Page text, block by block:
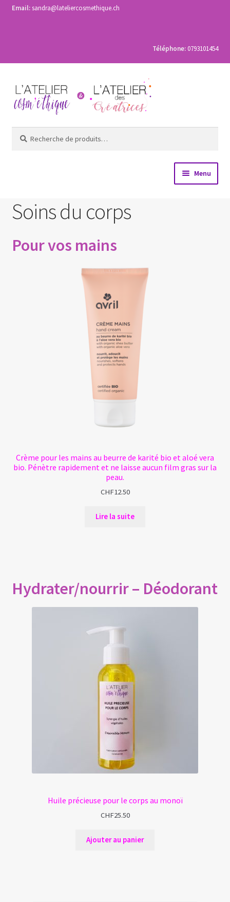
Email:sandra@lateliercosmethique.ch
Téléphone: 0793101454
Aller
la
Aller
au
contenu
pour :
Menu
Politique de confidentialité
Soins du corps
Pour vos mains
Crème pour les mains au beurre de karité bio et aloé vera
bio. Pénètre rapidement et ne laisse aucun film gras sur la
peau.
CHF12.50
Lire la suite
Hydrater/nourrir – Déodorant
Huile précieuse pour le corps au monoï
CHF25.50
Ajouter au panier